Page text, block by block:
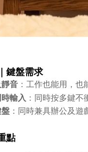
鍵盤需求
音 ：工作也能用，也
輸入 ：同時按多鍵
：同時兼具辦公及
點